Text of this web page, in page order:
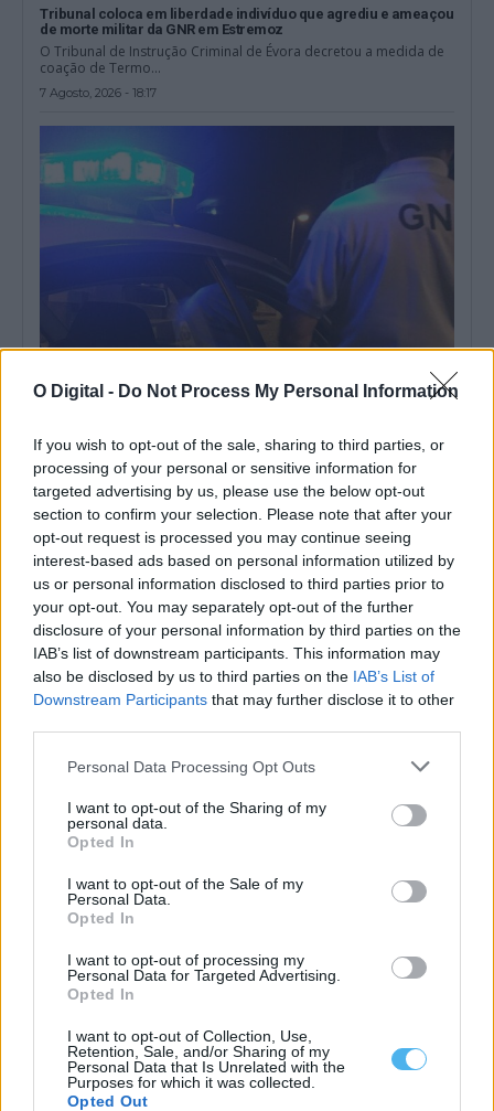
O Digital - Do Not Process My Personal Information
If you wish to opt-out of the sale, sharing to third parties, or
processing of your personal or sensitive information for
targeted advertising by us, please use the below opt-out
section to confirm your selection. Please note that after your
opt-out request is processed you may continue seeing
interest-based ads based on personal information utilized by
us or personal information disclosed to third parties prior to
your opt-out. You may separately opt-out of the further
disclosure of your personal information by third parties on the
IAB’s list of downstream participants. This information may
also be disclosed by us to third parties on the IAB’s List of
Downstream Participants that may further disclose it to other
Personal Data Processing Opt Outs
I want to opt-out of the Sharing of my
personal data.
Opted In
I want to opt-out of the Sale of my
Personal Data.
Opted In
I want to opt-out of processing my
Personal Data for Targeted Advertising.
Opted In
I want to opt-out of Collection, Use,
Retention, Sale, and/or Sharing of my
Personal Data that Is Unrelated with the
Purposes for which it was collected.
Opted Out
Tribunal coloca em liberdade indivíduo que agrediu e ameaçou
de morte militar da GNR em Estremoz
O Tribunal de Instrução Criminal de Évora decretou a medida de
coação de Termo...
7 Agosto, 2026 - 18:17
Um militar da Guarda Nacional Republicana sofreu ferimentos
ligeiros durante os desacatos registados ao...
7 Agosto, 2026 - 08:37
Estremoz recebe exposição Student Prize 2026 com 30 jovens
artistas
A Howard’s Folly, em Estremoz, recebe a exposição Student Prize
5 Agosto, 2026 - 19:00